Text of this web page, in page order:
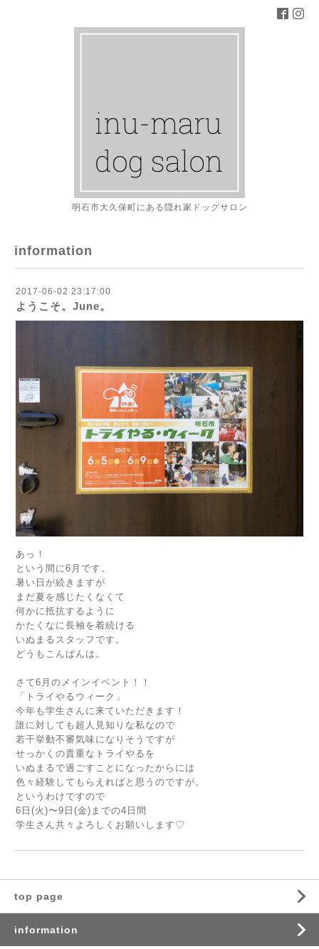
明石市大久保町にある隠れ家ドッグサロン
information
2017-06-02 23:17:00
ようこそ。June。
あっ！
という間に6月です。
暑い日が続きますが
まだ夏を感じたくなくて
何かに抵抗するように
かたくなに長袖を着続ける
いぬまるスタッフです。
どうもこんばんは。
さて6月のメインイベント！！
「トライやるウィーク」
今年も学生さんに来ていただきます！
誰に対しても超人見知りな私なので
若干挙動不審気味になりそうですが
せっかくの貴重なトライやるを
いぬまるで過ごすことになったからには
色々経験してもらえればと思うのですが。
というわけですので
6日(火)〜9日(金)までの4日間
学生さん共々よろしくお願いします♡
top page
information